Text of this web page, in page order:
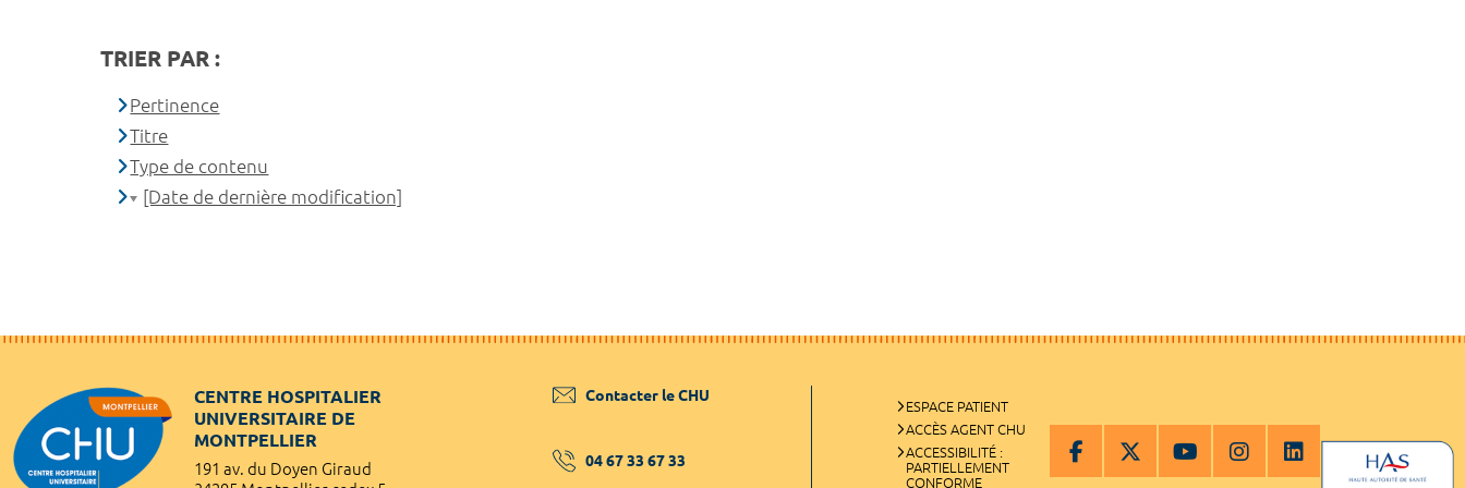
TRIER PAR :
Pertinence
Titre
Type de contenu
[Date de dernière modification]
CENTRE HOSPITALIER
UNIVERSITAIRE DE
MONTPELLIER
191 av. du Doyen Giraud
Contacter le CHU
04 67 33 67 33
ESPACE PATIENT
ACCÈS AGENT CHU
ACCESSIBILITÉ :
PARTIELLEMENT
CONFORME